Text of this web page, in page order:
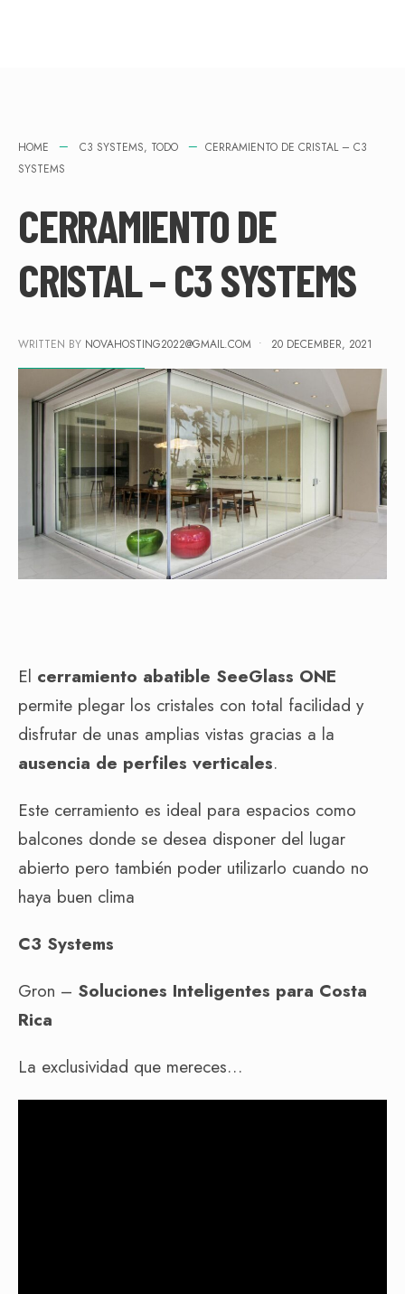
HOME C3 SYSTEMS, TODO
CERRAMIENTO DE CRISTAL – C3
SYSTEMS
CERRAMIENTO DE
CRISTAL – C3 SYSTEMS
WRITTEN BY NOVAHOSTING2022@GMAIL.COM • 20 DECEMBER, 2021
El cerramiento abatible SeeGlass ONE
permite plegar los cristales con total facilidad y
disfrutar de unas amplias vistas gracias a la
ausencia de perfiles verticales.
Este cerramiento es ideal para espacios como
balcones donde se desea disponer del lugar
abierto pero también poder utilizarlo cuando no
haya buen clima
C3 Systems
Gron – Soluciones Inteligentes para Costa
Rica
La exclusividad que mereces…